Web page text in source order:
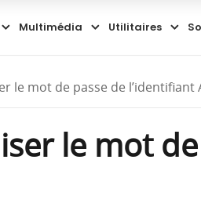
Multimédia Utilitaires
le mot de passe de l’identifiant
le mot